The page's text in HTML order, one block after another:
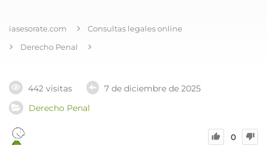
iasesorate.com
Consultas legales online
Derecho Penal
442 visitas
7 de diciembre de 2025
Derecho Penal
0